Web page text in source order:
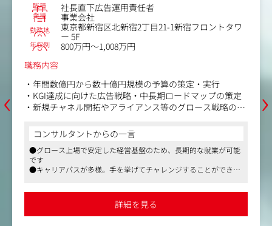
‹
職種 社長直下広告運用責任者
業種 事業会社
勤務地
東京都新宿区北新宿2丁目21-1新宿フロントタワ
ー 5F
年収例
800万円～1,008万円
職務内容
・年間数億円から数十億円規模の予算の策定・実行
・KGI達成に向けた広告戦略・中長期ロードマップの策定
・新規チャネル開拓やアライアンス等のグロース戦略の推
・広告運用チームの目標設定・育成・採用といったチーム
ビルディング全般
・主要運用型広告におけるROAS最大化と、LTVに基づいた
入札戦略の高度化
・広告運用の自動化・効率化を目的とした、社内ツールの
コンサルタントからの一言
●グロース上場で安定した経営基盤のため、長期的な就業が可能
です
●キャリアパスが多様。手を挙げてチャレンジすることができる
詳細を見る
›